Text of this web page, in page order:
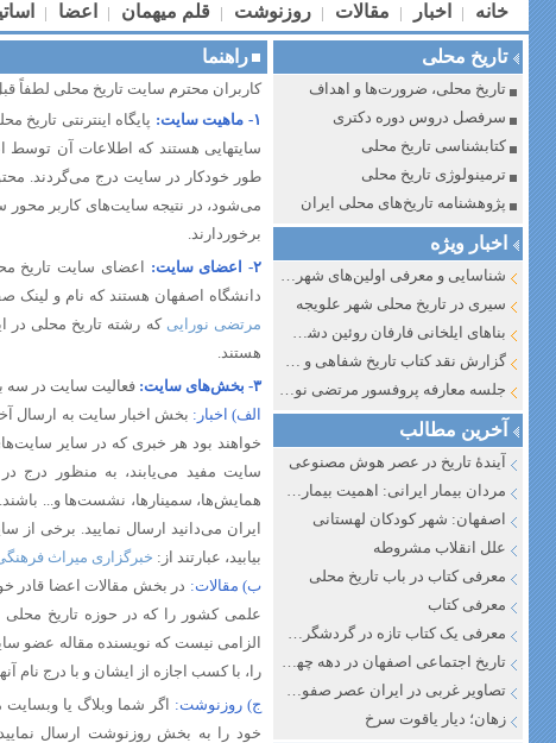
خانه | اخبار | مقالات | روزنوشت | قلم میهمان | اعضا |
تاریخ محلی
تاریخ محلی، ضرورت‌ها و اهداف
سرفصل دروس دوره دکتری
کتابشناسی تاریخ محلی
ترمینولوژی تاریخ محلی
پژوهشنامه تاریخ‌های محلی ایران
اخبار ویژه
شناسایی و معرفی اولین‌های شهر مشهد
سیری در تاریخ محلی شهر علویجه
بناهای ایلخانی فارفان روئین دشت اصفهان
گزارش نقد کتاب تاریخ شفاهی و جایگاه آن در تاریخ نگاری معاصر ایران ۱۳۸۵-۱۳۵۸
جلسه معارفه پروفسور مرتضی نورائی در دپارتمان شرق‌شناسی دانشگاه صوفیا، بلغارستان
آخرین مطالب
آیندهٔ تاریخ در عصر هوش مصنوعی
مردان بیمار ایرانی: اهمیت بیماری به عنوان عاملی در تفسیر تاریخ سیاسی ایران جدید
اصفهان: شهر کودکان لهستانی
علل انقلاب مشروطه
معرفی کتاب در باب تاریخ محلی
معرفی کتاب
معرفی یک کتاب تازه در گردشگری اصفهان
تاریخ اجتماعی اصفهان در دهه چهل و پنجاه از نگاه طنز نوروز جمشاد
تصاویر غربی در ایران عصر صفوی و قاجار
زهان؛ دیار یاقوت سرخ
راهنما
کاربران محترم سایت تاریخ محلی لطفاً قبل
۱- ماهیت سایت:
سایتهایی هستند که اطلاعات آن توسط
طور خودکار در سایت درج می‌گردند.
می‌شود، در نتیجه سایت‌های کاربر محور
برخوردارند.
۲- اعضای سایت:
اعضای سایت تاریخ
دانشگاه اصفهان هستند که نام و لینک
مرتضی نورایی که رشته تاریخ محلی
هستند.
۳- بخش‌های سایت:
فعالیت سایت در
الف) اخبار: بخش اخبار سایت به ارسال
خواهند بود هر خبری که در سایر
سایت مفید می‌یابند، به منظور درج در
همایش‌ها، سمینارها، نشست‌ها و...
ایران می‌دانید ارسال نمایید. برخی از
بیابید، عبارتند از: خبرگزاری میراث
ب) مقالات: در بخش مقالات اعضا قادر
علمی کشور را که در حوزه تاریخ
الزامی نیست که نویسنده مقاله عضو
را، با کسب اجازه از ایشان و با درج نام
ج) روزنوشت: اگر شما وبلاگ یا
خود را به بخش روزنوشت ارسال